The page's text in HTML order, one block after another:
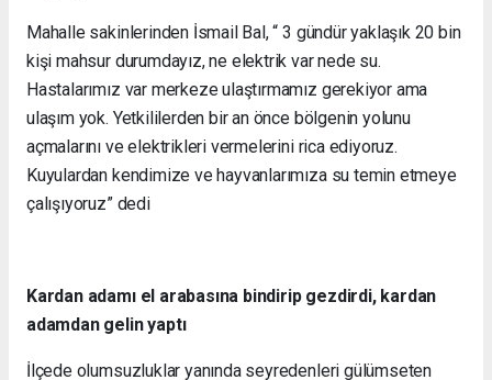
Mahalle sakinlerinden İsmail Bal, “ 3 gündür yaklaşık 20 bin
kişi mahsur durumdayız, ne elektrik var nede su.
Hastalarımız var merkeze ulaştırmamız gerekiyor ama
ulaşım yok. Yetkililerden bir an önce bölgenin yolunu
açmalarını ve elektrikleri vermelerini rica ediyoruz.
Kuyulardan kendimize ve hayvanlarımıza su temin etmeye
çalışıyoruz” dedi
Kardan adamı el arabasına bindirip gezdirdi, kardan
adamdan gelin yaptı
İlçede olumsuzluklar yanında seyredenleri gülümseten